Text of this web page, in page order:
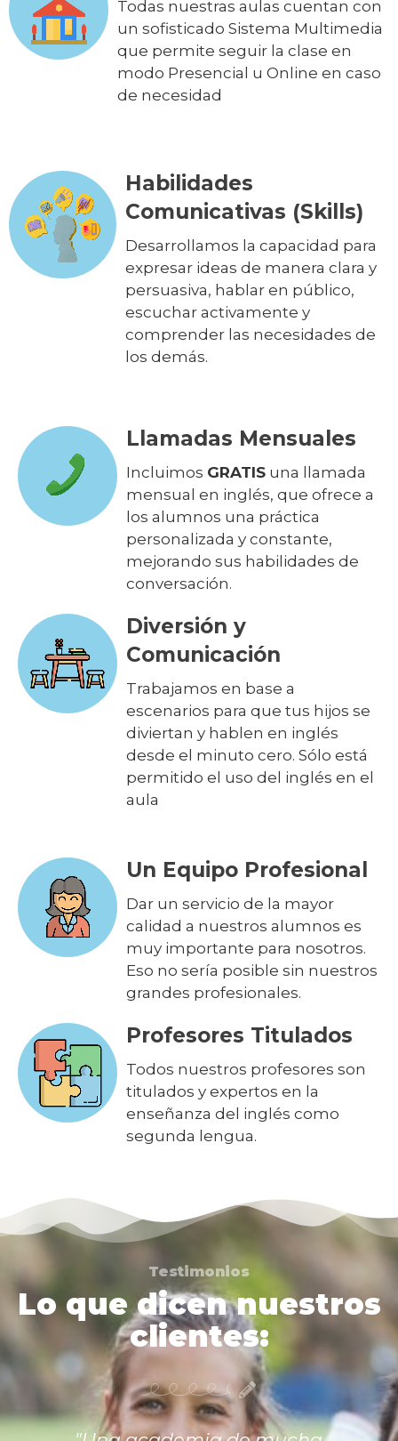
Todas nuestras aulas cuentan con
un sofisticado Sistema Multimedia
que permite seguir la clase en
modo Presencial u Online en caso
de necesidad
Habilidades
Comunicativas (Skills)
Desarrollamos la capacidad para
expresar ideas de manera clara y
persuasiva, hablar en público,
escuchar activamente y
comprender las necesidades de
los demás.
Llamadas Mensuales
Incluimos GRATIS una llamada
mensual en inglés, que ofrece a
los alumnos una práctica
personalizada y constante,
mejorando sus habilidades de
conversación.
Diversión y
Comunicación
Trabajamos en base a
escenarios para que tus hijos se
diviertan y hablen en inglés
desde el minuto cero. Sólo está
permitido el uso del inglés en el
aula
Un Equipo Profesional
Dar un servicio de la mayor
calidad a nuestros alumnos es
muy importante para nosotros.
Eso no sería posible sin nuestros
grandes profesionales.
Profesores Titulados
Todos nuestros profesores son
titulados y expertos en la
enseñanza del inglés como
segunda lengua.
Testimonios
Lo que dicen nuestros
clientes: